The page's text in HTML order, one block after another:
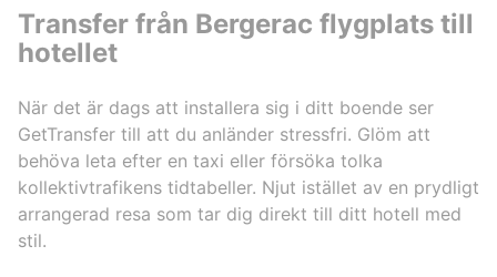
Transfer från Bergerac flygplats till
hotellet
När det är dags att installera sig i ditt boende ser
GetTransfer till att du anländer stressfri. Glöm att
behöva leta efter en taxi eller försöka tolka
kollektivtrafikens tidtabeller. Njut istället av en prydligt
arrangerad resa som tar dig direkt till ditt hotell med
stil.